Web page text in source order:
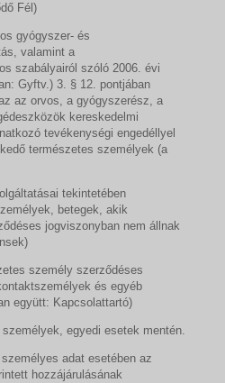
Fél)
gyógyszer- és
valamint a
szabályairól szóló 2006. évi
Gyftv.) 3. § 12. pontjában
az orvos, a gyógyszerész, a
kereskedelmi
tevékenységi engedéllyel
természetes személyek (a
tekintetében
betegek, akik
jogviszonyban nem állnak
személy szerződéses
és egyéb
együtt: Kapcsolattartó)
egyedi esetek mentén.
adat esetében az
hozzájárulásának